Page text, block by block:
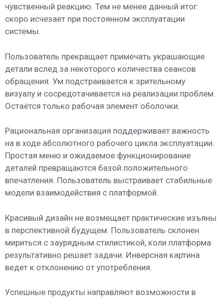
чувственный реакцию. Тем не менее данный итог
скоро исчезает при постоянном эксплуатации
системы.
Пользователь прекращает примечать украшающие
детали вслед за некоторого количества сеансов
обращения. Ум подстраивается к зрительному
визуалу и сосредотачивается на реализации проблем.
Остаётся только рабочая элемент оболочки.
Рациональная организация поддерживает важность
на в ходе абсолютного рабочего цикла эксплуатации.
Простая меню и ожидаемое функционирование
деталей превращаются базой положительного
впечатления. Пользователь выстраивает стабильные
модели взаимодействия с платформой.
Красивый дизайн не возмещает практические изъяны
в перспективной будущем. Пользователь склонен
мириться с заурядным стилистикой, коли платформа
результативно решает задачи. Инверсная картина
ведет к отклонению от употребления.
Успешные продукты направляют возможности в